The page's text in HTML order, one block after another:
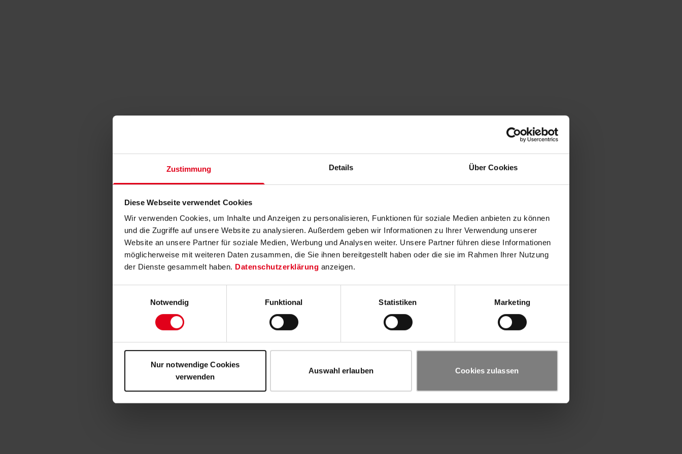
Zustimmung Details Über Cookies
Diese Webseite verwendet Cookies
Wir verwenden Cookies, um Inhalte und Anzeigen zu personalisieren, Funktionen für soziale Medien anbieten zu können
und die Zugriffe auf unsere Website zu analysieren. Außerdem geben wir Informationen zu Ihrer Verwendung unserer
Website an unsere Partner für soziale Medien, Werbung und Analysen weiter. Unsere Partner führen diese Informationen
möglicherweise mit weiteren Daten zusammen, die Sie ihnen bereitgestellt haben oder die sie im Rahmen Ihrer Nutzung
der Dienste gesammelt haben. Datenschutzerklärung anzeigen.
Notwendig
Funktional Statistiken Marketing
Nur notwendige Cookies
verwenden
Auswahl erlauben Cookies zulassen